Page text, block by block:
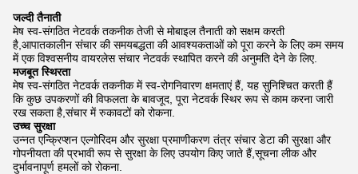
जल्दी तैनाती
मेष स्व-संगठित नेटवर्क तकनीक तेजी से मोबाइल तैनाती को सक्षम करती
है,आपातकालीन संचार की समयबद्धता की आवश्यकताओं को पूरा करने के लिए कम समय
में एक विश्वसनीय वायरलेस संचार नेटवर्क स्थापित करने की अनुमति देने के लिए.
मजबूत स्थिरता
मेष स्व-संगठित नेटवर्क तकनीक में स्व-रोगनिवारण क्षमताएं हैं, यह सुनिश्चित करती हैं
कि कुछ उपकरणों की विफलता के बावजूद, पूरा नेटवर्क स्थिर रूप से काम करना जारी
रख सकता है,संचार में रुकावटों को रोकना.
उच्च सुरक्षा
उन्नत एन्क्रिप्शन एल्गोरिदम और सुरक्षा प्रमाणीकरण तंत्र संचार डेटा की सुरक्षा और
गोपनीयता की प्रभावी रूप से सुरक्षा के लिए उपयोग किए जाते हैं,सूचना लीक और
दुर्भावनापूर्ण हमलों को रोकना.